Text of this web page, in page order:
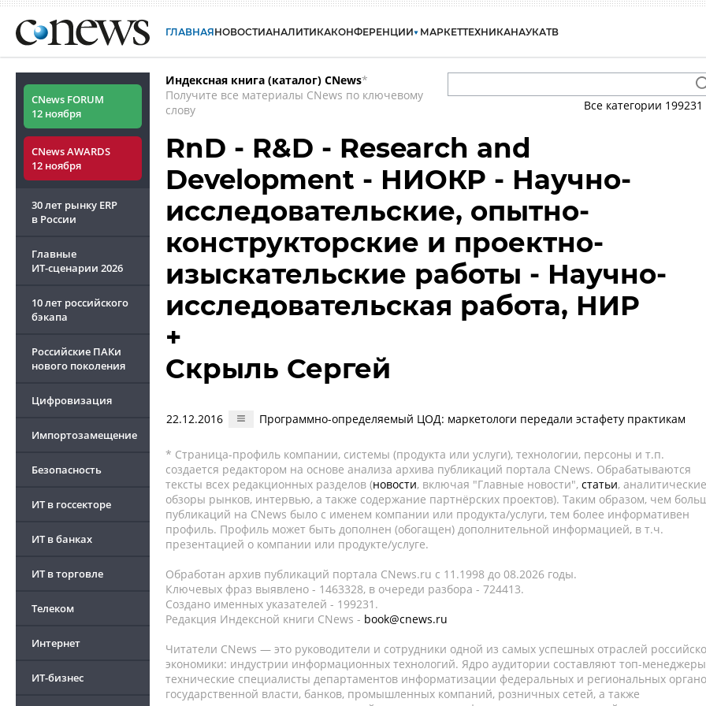
ГЛАВНАЯНОВОСТИАНАЛИТИКАКОНФЕРЕНЦИИ МАРКЕТТЕХНИКАНАУКАТВ
CNews FORUM
12 ноября
CNews AWARDS
12 ноября
30 лет рынку ERP
в России
Главные
ИТ-сценарии 2026
10 лет российского
бэкапа
Российские ПАКи
нового поколения
Цифровизация
Импортозамещение
Безопасность
ИТ в госсекторе
ИТ в банках
ИТ в торговле
Телеком
Интернет
ИТ-бизнес
Индексная книга (каталог) CNews*
Получите все материалы CNews по ключевому
слову
Все категории 199231
RnD - R&D - Research and
Development - НИОКР - Научно-
исследовательские, опытно-
конструкторские и проектно-
изыскательские работы - Научно-
исследовательская работа, НИР
+
Скрыль Сергей
22.12.2016 Программно-определяемый ЦОД: маркетологи передали эстафету практикам
* Страница-профиль компании, системы (продукта или услуги), технологии, персоны и т.п.
создается редактором на основе анализа архива публикаций портала CNews. Обрабатываются
тексты всех редакционных разделов (новости, включая "Главные новости", статьи, аналитические
обзоры рынков, интервью, а также содержание партнёрских проектов). Таким образом, чем
публикаций на CNews было с именем компании или продукта/услуги, тем более информативен
профиль. Профиль может быть дополнен (обогащен) дополнительной информацией, в т.ч.
презентацией о компании или продукте/услуге.
Обработан архив публикаций портала CNews.ru c 11.1998 до 08.2026 годы.
Ключевых фраз выявлено - 1463328, в очереди разбора - 724413.
Создано именных указателей - 199231.
Редакция Индексной книги CNews - book@cnews.ru
Читатели CNews — это руководители и сотрудники одной из самых успешных отраслей
экономики: индустрии информационных технологий. Ядро аудитории составляют топ-
технические специалисты департаментов информатизации федеральных и региональных
государственной власти, банков, промышленных компаний, розничных сетей, а также